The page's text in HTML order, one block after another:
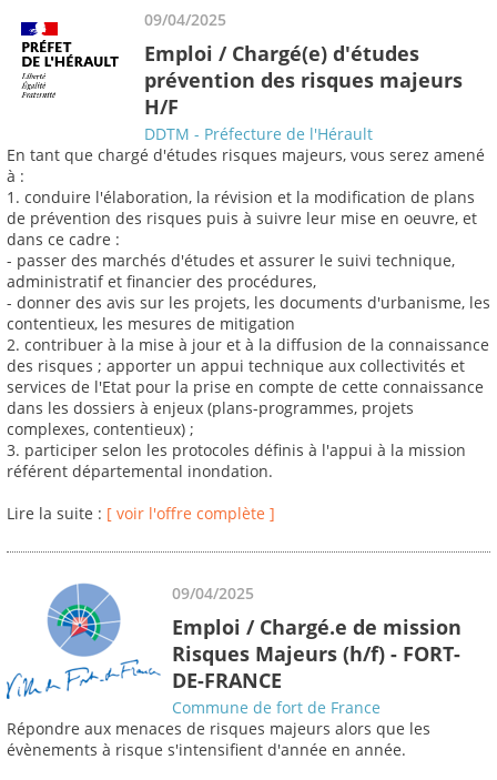
09/04/2025
Emploi / Chargé(e) d'études
prévention des risques majeurs
H/F
DDTM - Préfecture de l'Hérault
En tant que chargé d'études risques majeurs, vous serez amené
à :
1. conduire l'élaboration, la révision et la modification de plans
de prévention des risques puis à suivre leur mise en oeuvre, et
dans ce cadre :
- passer des marchés d'études et assurer le suivi technique,
administratif et financier des procédures,
- donner des avis sur les projets, les documents d'urbanisme, les
contentieux, les mesures de mitigation
2. contribuer à la mise à jour et à la diffusion de la connaissance
des risques ; apporter un appui technique aux collectivités et
services de l'Etat pour la prise en compte de cette connaissance
dans les dossiers à enjeux (plans-programmes, projets
complexes, contentieux) ;
3. participer selon les protocoles définis à l'appui à la mission
référent départemental inondation.
Lire la suite : [ voir l'offre complète ]
09/04/2025
Emploi / Chargé.e de mission
Risques Majeurs (h/f) - FORT-
DE-FRANCE
Commune de fort de France
Répondre aux menaces de risques majeurs alors que les
évènements à risque s'intensifient d'année en année.